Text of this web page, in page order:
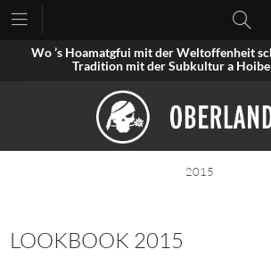
Wo ’s Hoamatgfui mit der Weltoffenheit
Tradition mit der Subkultur a
2015
LOOKBOOK 2015